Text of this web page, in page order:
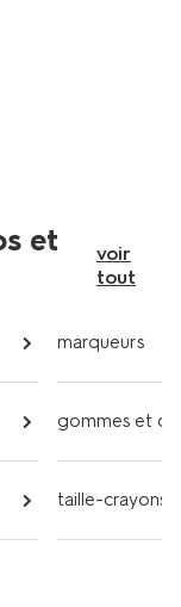
et
voir
tout
marqueurs
gommes et
taille-crayons